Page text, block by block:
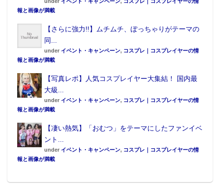
報と画像が満載
【さらに強力!!】ムチムチ、ぽっちゃりがテーマの
同...
under イベント・キャンペーン, コスプレ｜コスプレイヤーの情
報と画像が満載
【写真レポ】人気コスプレイヤー大集結！ 国内最
大級...
under イベント・キャンペーン, コスプレ｜コスプレイヤーの情
報と画像が満載
【凄い熱気】「おむつ」をテーマにしたファンイベ
ント...
under イベント・キャンペーン, コスプレ｜コスプレイヤーの情
報と画像が満載